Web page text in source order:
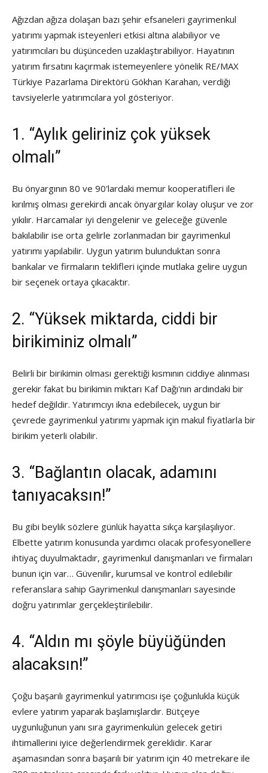
Ağızdan ağıza dolaşan bazı şehir efsaneleri gayrimenkul
yatırımı yapmak isteyenleri etkisi altına alabiliyor ve
yatırımcıları bu düşünceden uzaklaştırabiliyor. Hayatının
yatırım fırsatını kaçırmak istemeyenlere yönelik RE/MAX
Türkiye Pazarlama Direktörü Gökhan Karahan, verdiği
tavsiyelerle yatırımcılara yol gösteriyor.
1. “Aylık geliriniz çok yüksek
olmalı”
Bu önyargının 80 ve 90'lardaki memur kooperatifleri ile
kırılmış olması gerekirdi ancak önyargılar kolay oluşur ve zor
yıkılır. Harcamalar iyi dengelenir ve geleceğe güvenle
bakılabilir ise orta gelirle zorlanmadan bir gayrimenkul
yatırımı yapılabilir. Uygun yatırım bulunduktan sonra
bankalar ve firmaların teklifleri içinde mutlaka gelire uygun
bir seçenek ortaya çıkacaktır.
2. “Yüksek miktarda, ciddi bir
birikiminiz olmalı”
Belirli bir birikimin olması gerektiği kısmının ciddiye alınması
gerekir fakat bu birikimin miktarı Kaf Dağı'nın ardındaki bir
hedef değildir. Yatırımcıyı ikna edebilecek, uygun bir
çevrede gayrimenkul yatırımı yapmak için makul fiyatlarla bir
birikim yeterli olabilir.
3. “Bağlantın olacak, adamını
tanıyacaksın!”
Bu gibi beylik sözlere günlük hayatta sıkça karşılaşılıyor.
Elbette yatırım konusunda yardımcı olacak profesyonellere
ihtiyaç duyulmaktadır, gayrimenkul danışmanları ve firmaları
bunun için var… Güvenilir, kurumsal ve kontrol edilebilir
referanslara sahip Gayrimenkul danışmanları sayesinde
doğru yatırımlar gerçekleştirilebilir.
4. “Aldın mı şöyle büyüğünden
alacaksın!”
Çoğu başarılı gayrimenkul yatırımcısı işe çoğunlukla küçük
evlere yatırım yaparak başlamışlardır. Bütçeye
uygunluğunun yanı sıra gayrimenkulün gelecek getiri
ihtimallerini iyice değerlendirmek gereklidir. Karar
aşamasından sonra başarılı bir yatırım için 40 metrekare ile